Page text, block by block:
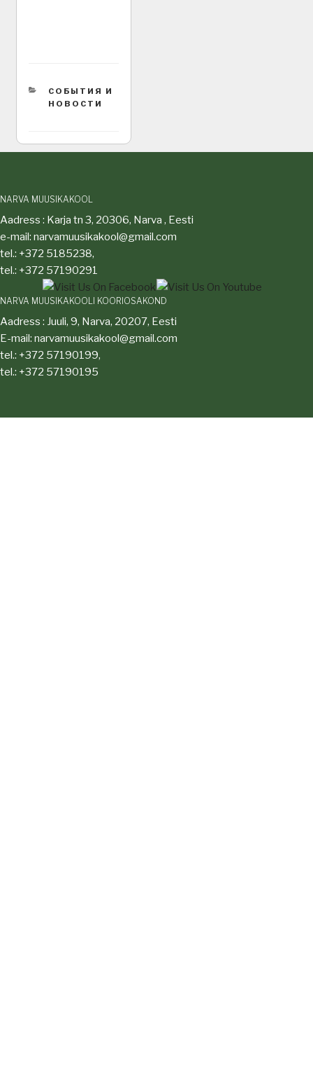
CATEGORIES
СОБЫТИЯ И
НОВОСТИ
NARVA MUUSIKAKOOL
Aadress : Karja tn 3, 20306, Narva , Eesti
e-mail: narvamuusikakool@gmail.com
tel.: +372 5185238,
tel.: +372 57190291
NARVA MUUSIKAKOOLI KOORIOSAKOND
Aadress : Juuli, 9, Narva, 20207, Eesti
E-mail: narvamuusikakool@gmail.com
tel.: +372 57190199,
tel.: +372 57190195